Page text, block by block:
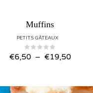
Muffins
PETITS GÂTEAUX
€6,50 – €19,50Plage de prix : €6,50 à €19,50